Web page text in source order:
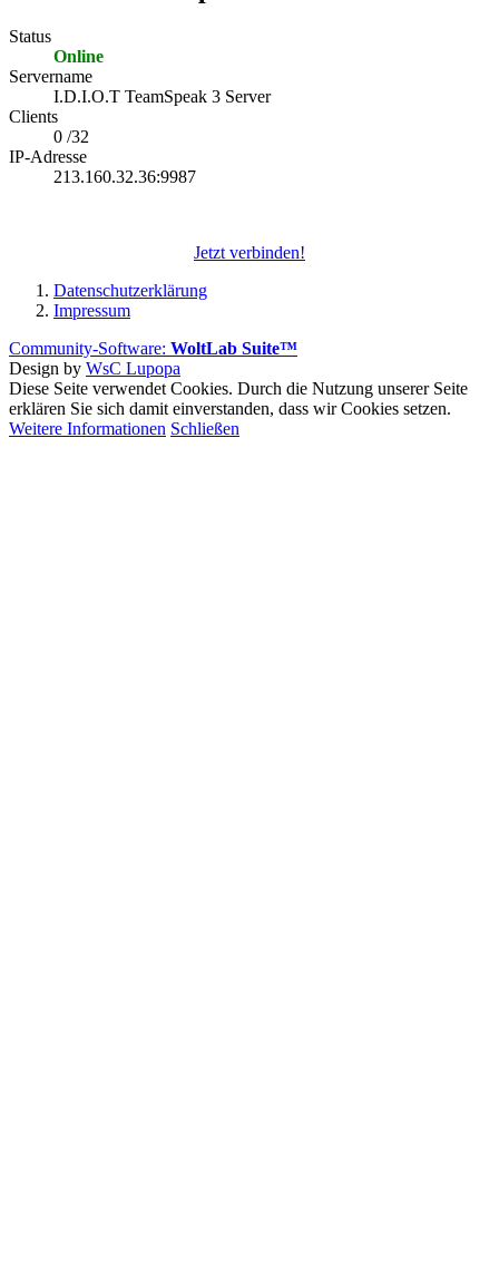
Status
Online
Servername
I.D.I.O.T TeamSpeak 3 Server
Clients
0 /32
IP-Adresse
213.160.32.36:9987
Jetzt verbinden!
Datenschutzerklärung
Impressum
Community-Software: WoltLab Suite™
Design by WsC Lupopa
Diese Seite verwendet Cookies. Durch die Nutzung unserer Seite
erklären Sie sich damit einverstanden, dass wir Cookies setzen.
Weitere Informationen Schließen